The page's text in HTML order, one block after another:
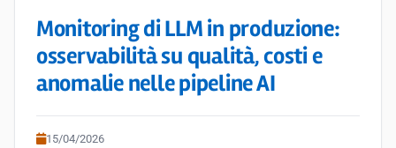
Monitoring di LLM in produzione:
osservabilità su qualità, costi e
anomalie nelle pipeline AI
15/04/2026